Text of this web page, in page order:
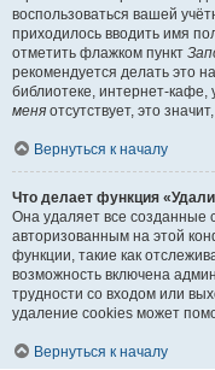
воспользоваться вашей
приходилось вводить имя
отметить флажком пункт
рекомендуется делать это
библиотеке, интернет-кафе,
меня отсутствует, это
Вернуться к началу
Что делает функция
Она удаляет все созданные
авторизованным на этой
функции, такие как
возможность включена
трудности со входом или
удаление cookies может
Вернуться к началу